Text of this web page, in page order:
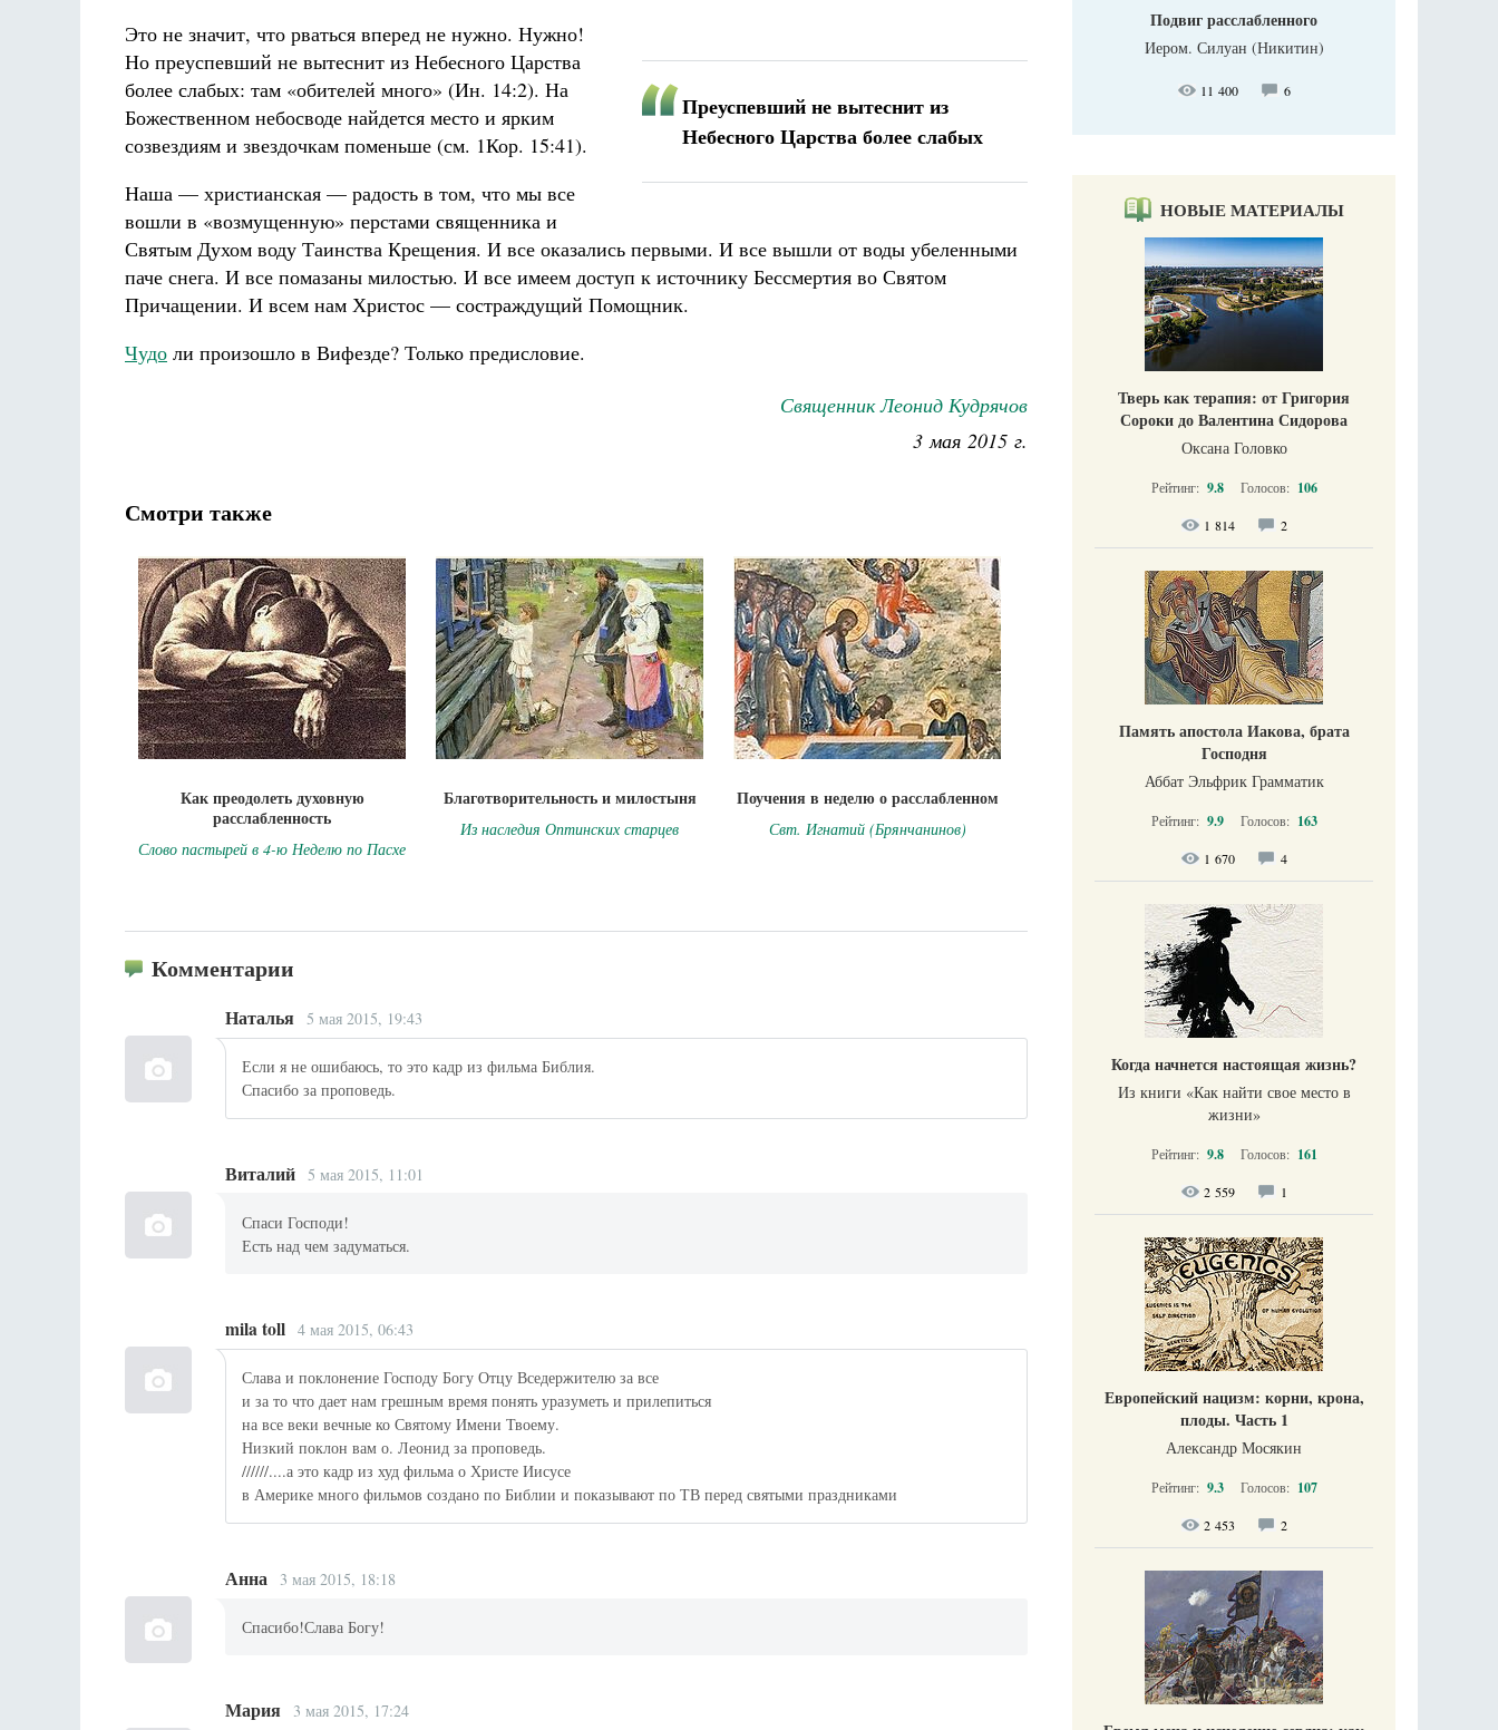
Преуспевший не вытеснит из
Небесного Царства более слабых
Это не значит, что рваться вперед не нужно. Нужно!
Но преуспевший не вытеснит из Небесного Царства
более слабых: там «обителей много» (Ин. 14:2). На
Божественном небосводе найдется место и ярким
созвездиям и звездочкам поменьше (см. 1Кор. 15:41).
Наша — христианская — радость в том, что мы все
вошли в «возмущенную» перстами священника и
Святым Духом воду Таинства Крещения. И все оказались первыми. И все вышли от воды убеленными
паче снега. И все помазаны милостью. И все имеем доступ к источнику Бессмертия во Святом
Причащении. И всем нам Христос — состраждущий Помощник.
Чудо ли произошло в Вифезде? Только предисловие.
Священник Леонид Кудрячов
3 мая 2015 г.
Смотри также
Как преодолеть духовную
расслабленность
Слово пастырей в 4-ю Неделю по Пасхе
Благотворительность и милостыня
Из наследия Оптинских старцев
Поучения в неделю о расслабленном
Свт. Игнатий (Брянчанинов)
Комментарии
Наталья 5 мая 2015, 19:43
Если я не ошибаюсь, то это кадр из фильма Библия.
Спасибо за проповедь.
Виталий 5 мая 2015, 11:01
Спаси Господи!
Есть над чем задуматься.
mila toll 4 мая 2015, 06:43
Слава и поклонение Господу Богу Отцу Вседержителю за все
и за то что дает нам грешным время понять уразуметь и прилепиться
на все веки вечные ко Святому Имени Твоему.
Низкий поклон вам о. Леонид за проповедь.
//////....а это кадр из худ фильма о Христе Иисусе
в Америке много фильмов создано по Библии и показывают по ТВ перед святыми праздниками
Анна 3 мая 2015, 18:18
Спасибо!Слава Богу!
Мария 3 мая 2015, 17:24
Подвиг расслабленного
Иером. Силуан (Никитин)
11 400 6
НОВЫЕ МАТЕРИАЛЫ
Тверь как терапия: от Григория
Сороки до Валентина Сидорова
Оксана Головко
Рейтинг: 9.8 Голосов: 106
1 814 2
Память апостола Иакова, брата
Господня
Аббат Эльфрик Грамматик
Рейтинг: 9.9 Голосов: 163
1 670 4
Когда начнется настоящая жизнь?
Из книги «Как найти свое место в
жизни​»
Рейтинг: 9.8 Голосов: 161
2 559 1
Европейский нацизм: корни, крона,
плоды. Часть 1
Александр Мосякин
Рейтинг: 9.3 Голосов: 107
2 453 2